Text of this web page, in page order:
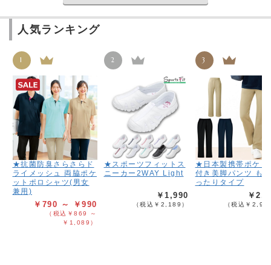
人気ランキング
1
★抗菌防臭さらさらド
ライメッシュ 両脇ポケ
ットポロシャツ(男女
兼用)
￥790 ～ ￥990
（税込￥869 ～
￥1,089）
2
★スポーツフィットス
ニーカー2WAY Light
￥1,990
（税込￥2,189）
3
★日本製携帯ポケッ
付き美脚パンツ も
ったりタイプ
￥
（税込￥